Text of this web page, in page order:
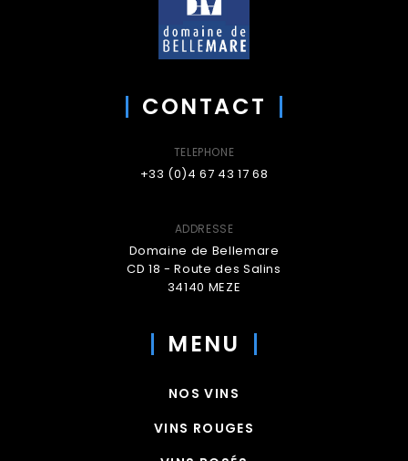
CONTACT
TELEPHONE
+33 (0)4 67 43 17 68
ADDRESSE
Domaine de Bellemare
CD 18 - Route des Salins
34140 MEZE
MENU
NOS VINS
VINS ROUGES